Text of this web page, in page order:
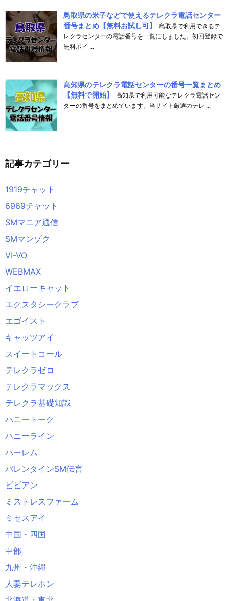
鳥取県の米子などで使えるテレクラ電話センター
番号まとめ【無料お試し可】
鳥取県で利用できるテ
レクラセンターの電話番号を一覧にしました。初回登録で
無料ポイ ...
高知県のテレクラ電話センターの番号一覧まとめ
【無料で開始】
高知県で利用可能なテレクラ電話セン
ターの番号をまとめています。当サイト厳選のテレ ...
記事カテゴリー
1919チャット
6969チャット
SMマニア通信
SMマンゾク
VI-VO
WEBMAX
イエローキャット
エクスタシークラブ
エゴイスト
キャッツアイ
スイートコール
テレクラゼロ
テレクラマックス
テレクラ基礎知識
ハニートーク
ハニーライン
ハーレム
バレンタインSM伝言
ビビアン
ミストレスファーム
ミセスアイ
中国・四国
中部
九州・沖縄
人妻テレホン